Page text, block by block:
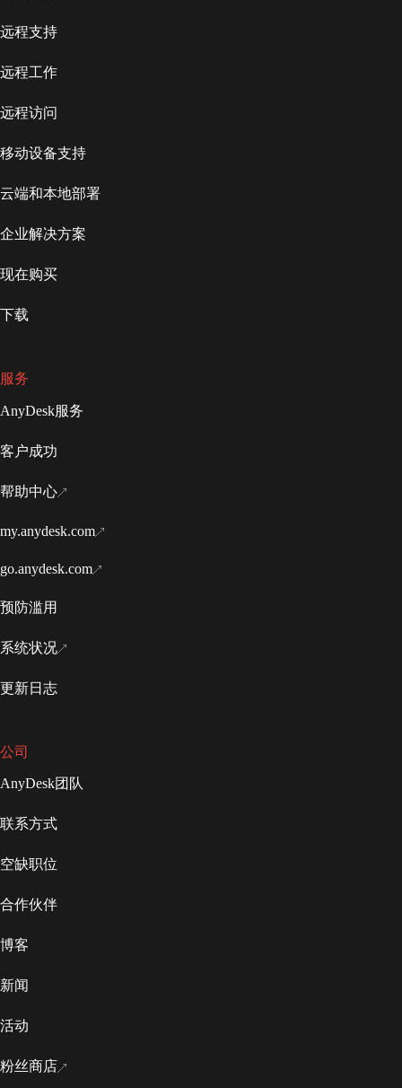
远程支持
远程工作
远程访问
移动设备支持
云端和本地部署
企业解决方案
现在购买
下载
服务
AnyDesk服务
客户成功
帮助中心
my.anydesk.com
go.anydesk.com
预防滥用
系统状况
更新日志
公司
AnyDesk团队
联系方式
空缺职位
合作伙伴
博客
新闻
活动
粉丝商店